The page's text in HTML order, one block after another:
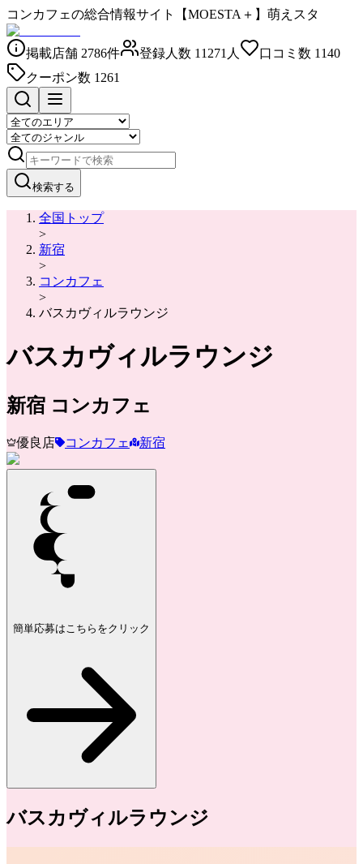
コンカフェの総合情報サイト【MOESTA＋】萌えスタ
掲載店舗 2786件 登録人数 11271 人 口コミ数 1140
クーポン数 1261
検索する
全国トップ
>
新宿
>
コンカフェ
>
バスカヴィルラウンジ
バスカヴィルラウンジ
新宿 コンカフェ
優良店 コンカフェ 新宿
簡単応募はこちらをクリック
バスカヴィルラウンジ